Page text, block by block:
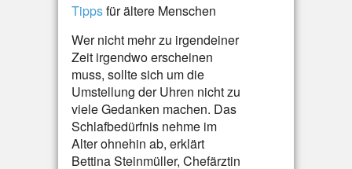
Tippsfür ältere Menschen
Wer nicht mehr zu irgendeiner
Zeit irgendwo erscheinen
muss, sollte sich um die
Umstellung der Uhren nicht zu
viele Gedanken machen. Das
Schlafbedürfnis nehme im
Alter ohnehin ab, erklärt
Bettina Steinmüller, Chefärztin